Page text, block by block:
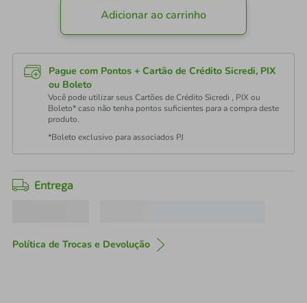
Adicionar ao carrinho
Pague com Pontos + Cartão de Crédito Sicredi, PIX
ou Boleto
Você pode utilizar seus Cartões de Crédito Sicredi , PIX ou
Boleto* caso não tenha pontos suficientes para a compra deste
produto.
*Boleto exclusivo para associados PJ
Entrega
Política de Trocas e Devolução